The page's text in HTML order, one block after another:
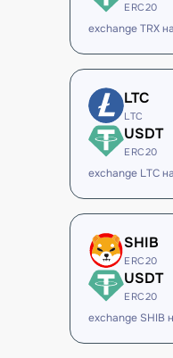
ERC20
exchange TRX
LTC
LTC
USDT
ERC20
exchange LTC
SHIB
ERC20
USDT
ERC20
exchange SHIB